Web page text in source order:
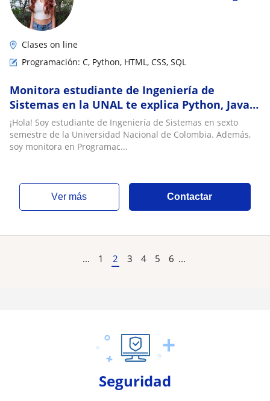
Clases on line
Programación: C, Python, HTML, CSS, SQL
Monitora estudiante de Ingeniería de
Sistemas en la UNAL te explica Python, Java,
C y más
¡Hola! Soy estudiante de Ingeniería de Sistemas en sexto
semestre de la Universidad Nacional de Colombia. Además,
soy monitora en Programac...
ver más Contactar
... 1 2 3 4 5 6 ...
Seguridad